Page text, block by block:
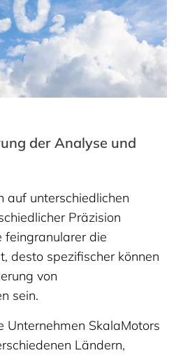
der Analyse und
auf unterschiedlichen
Präzision
feingranularer die
desto spezifischer können
von
sein.
Unternehmen SkalaMotors
Ländern,